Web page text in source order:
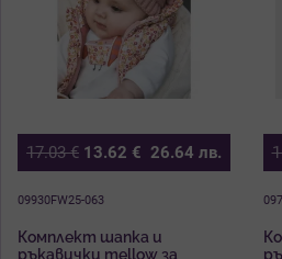
17.03€ 13.62 € 26.64 лв.
09930FW25-063
Комплект шапка и
ръкавички mellow за